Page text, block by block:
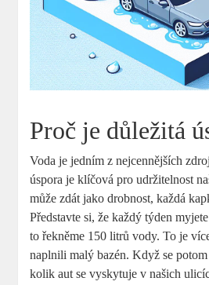
Proč je důležitá
Voda je jedním z nejcennějších
úspora je klíčová pro udržitelnost
může zdát jako drobnost, každá
Představte si, že každý týden
to řekněme 150 litrů vody. To je
naplnili malý bazén. Když se
kolik aut se vyskytuje v našich